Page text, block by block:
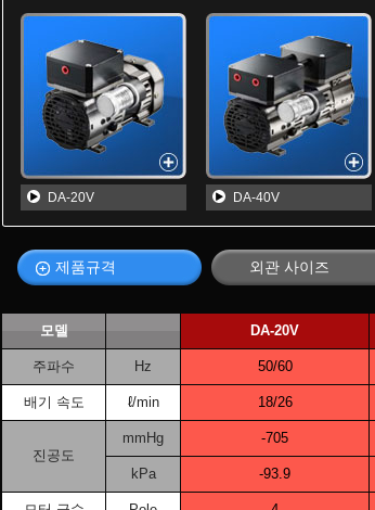
DA-20V DA-40V
제품규격 외관 사이즈
모델 DA-20V
주파수 Hz 50/60
배기 속도 ℓ/min 18/26
진공도
mmHg -705
kPa -93.9